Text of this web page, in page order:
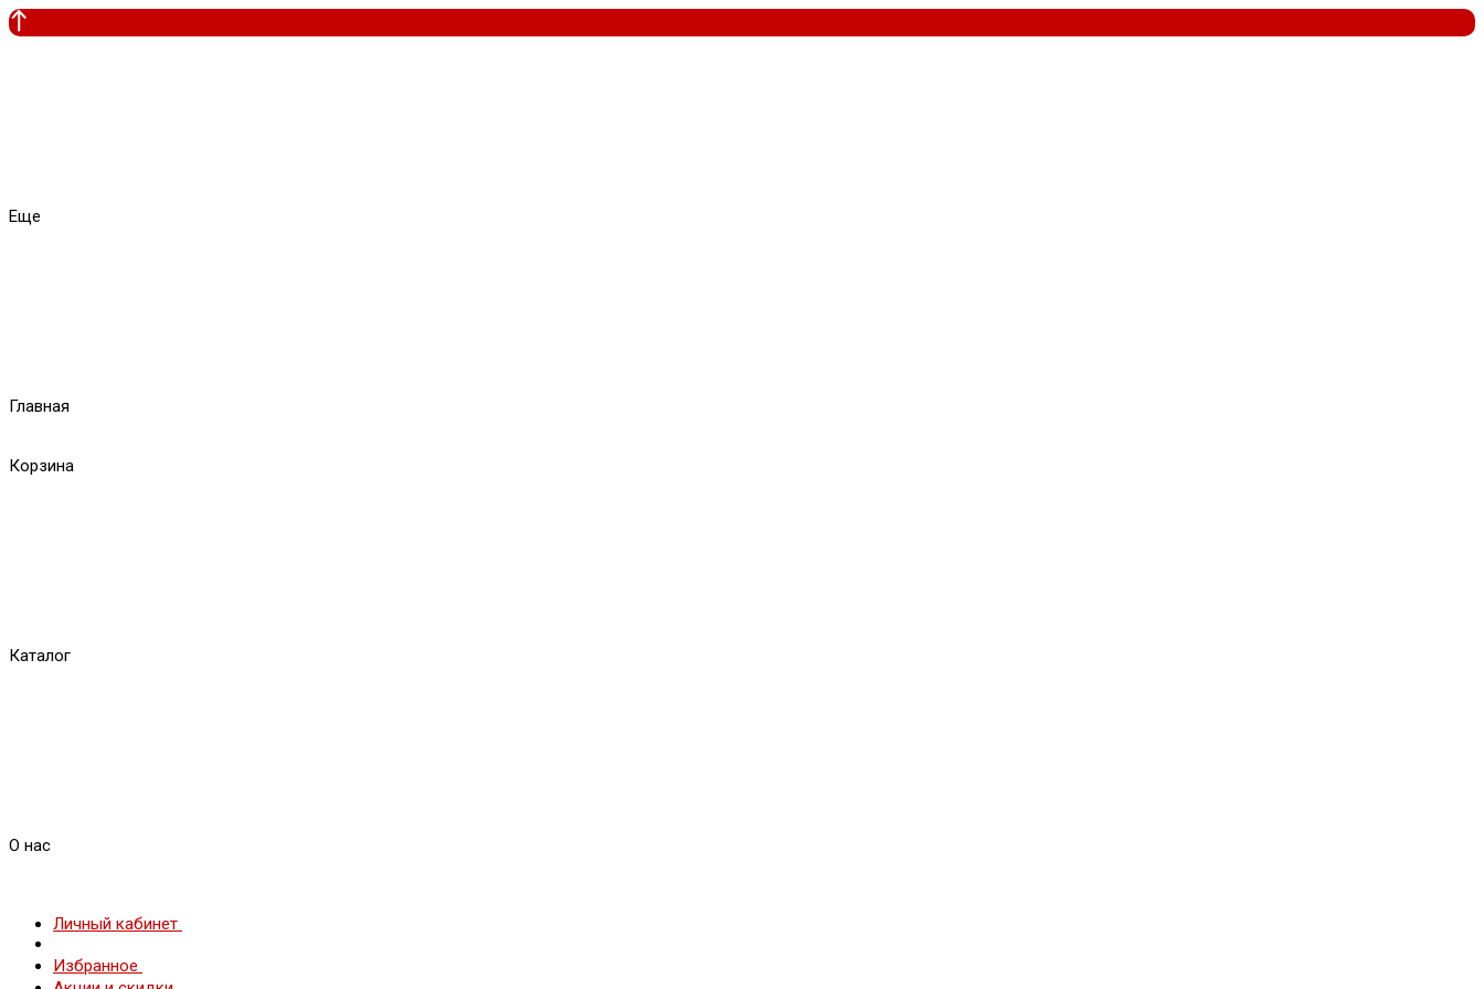
Еще
Главная
Корзина
Каталог
О нас
Личный кабинет
Избранное